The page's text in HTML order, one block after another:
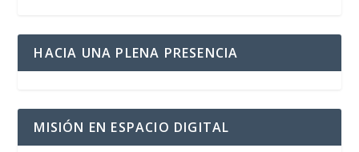
HACIA UNA PLENA PRESENCIA
MISIÓN EN ESPACIO DIGITAL